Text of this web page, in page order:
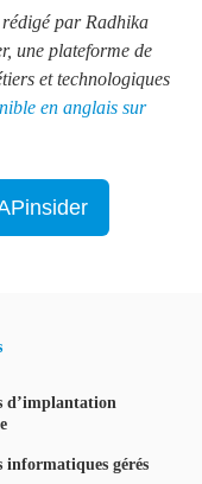
rédigé par Radhika
une plateforme de
et technologiques
en anglais sur
d’implantation
informatiques gérés